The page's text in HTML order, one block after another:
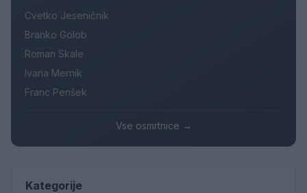
Cvetko Jeseničnik
Branko Golob
Roman Skale
Ivana Mernik
Franc Penšek
Vse osmrtnice →
Kategorije